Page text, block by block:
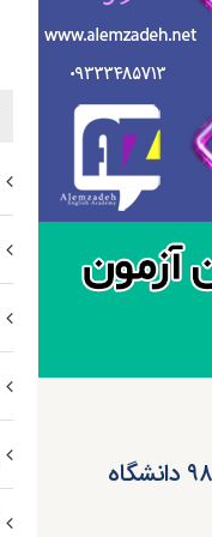
امروز؛ آخرین مهلت انتخاب رشته تکمیل ظرفیت کارشناسی ارشد ۹۸ دانشگاه